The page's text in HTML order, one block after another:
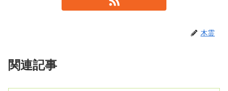
木霊
関連記事